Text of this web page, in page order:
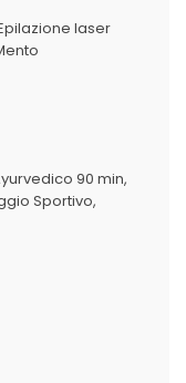
laser
90 min
Sportivo